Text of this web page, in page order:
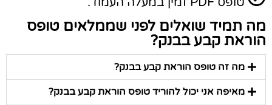
מה תמיד שואלים לפני שממלאים טופס
הוראת קבע בבנק?
מה זה טופס הוראת קבע בבנק?
מאיפה אני יכול להוריד טופס הוראת קבע בבנק?